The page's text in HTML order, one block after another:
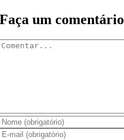
Faça um comentário